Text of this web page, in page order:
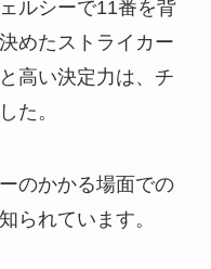
ルシーで11番を背
めたストライカー
高い決定力は、チ
た。
のかかる場面での
られています。